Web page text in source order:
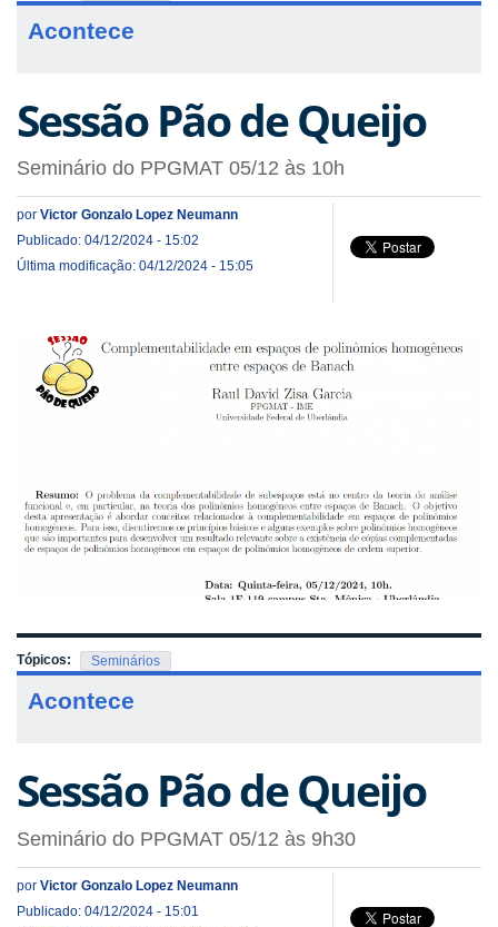
Acontece
Sessão Pão de Queijo
Seminário do PPGMAT 05/12 às 10h
por Victor Gonzalo Lopez Neumann
Publicado: 04/12/2024 - 15:02
Última modificação: 04/12/2024 - 15:05
Tópicos: Seminários
Acontece
Sessão Pão de Queijo
Seminário do PPGMAT 05/12 às 9h30
por Victor Gonzalo Lopez Neumann
Publicado: 04/12/2024 - 15:01